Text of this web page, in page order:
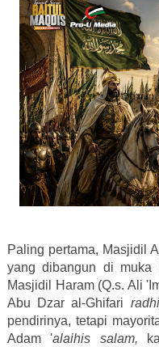
Paling pertama, Masjidil
yang dibangun di muka
Masjidil Haram (Q.s. Ali
Abu Dzar al-Ghifari
pendirinya, tetapi
Adam 'alaihis salam,